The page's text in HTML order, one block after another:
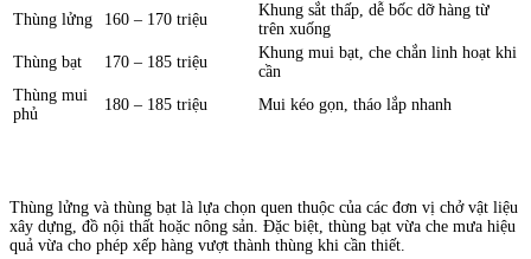
Thùng lửng 160 – 170 triệu
Khung sắt thấp, dễ bốc dỡ hàng từ
trên xuống
Thùng bạt
170 – 185 triệu
Khung mui bạt, che chắn linh hoạt khi
cần
Thùng mui
phủ
180 – 185 triệu Mui kéo gọn, tháo lắp nhanh
Thùng lửng và thùng bạt là lựa chọn quen thuộc của các đơn vị chở vật liệu
xây dựng, đồ nội thất hoặc nông sản. Đặc biệt, thùng bạt vừa che mưa hiệu
quả vừa cho phép xếp hàng vượt thành thùng khi cần thiết.